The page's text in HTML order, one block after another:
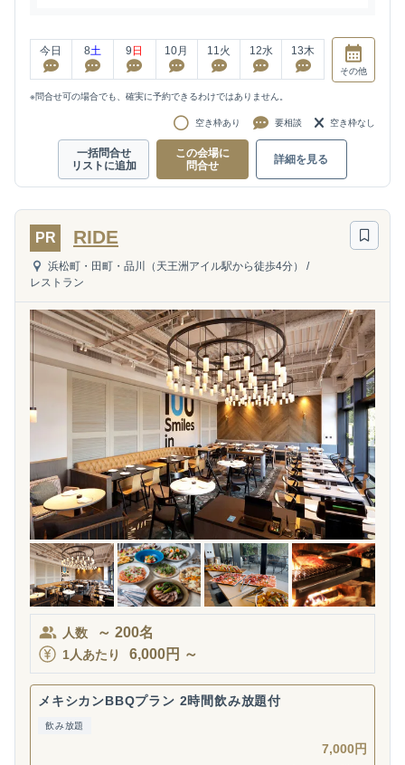
今日 8土 9 日 10月 11火 12水 13木
その他
※問合せ可の場合でも、確実に予約できるわけではありません。
空き枠あり 要相談 空き枠なし
一括問合せ
リストに追加
この会場に
問合せ
詳細を見る
PR RIDE
浜松町・田町・品川（天王洲アイル駅から徒歩4分）
/
レストラン
人数 ～ 200名
1人あたり 6,000円 ～
メキシカンBBQプラン 2時間飲み放題付
飲み放題
7,000円